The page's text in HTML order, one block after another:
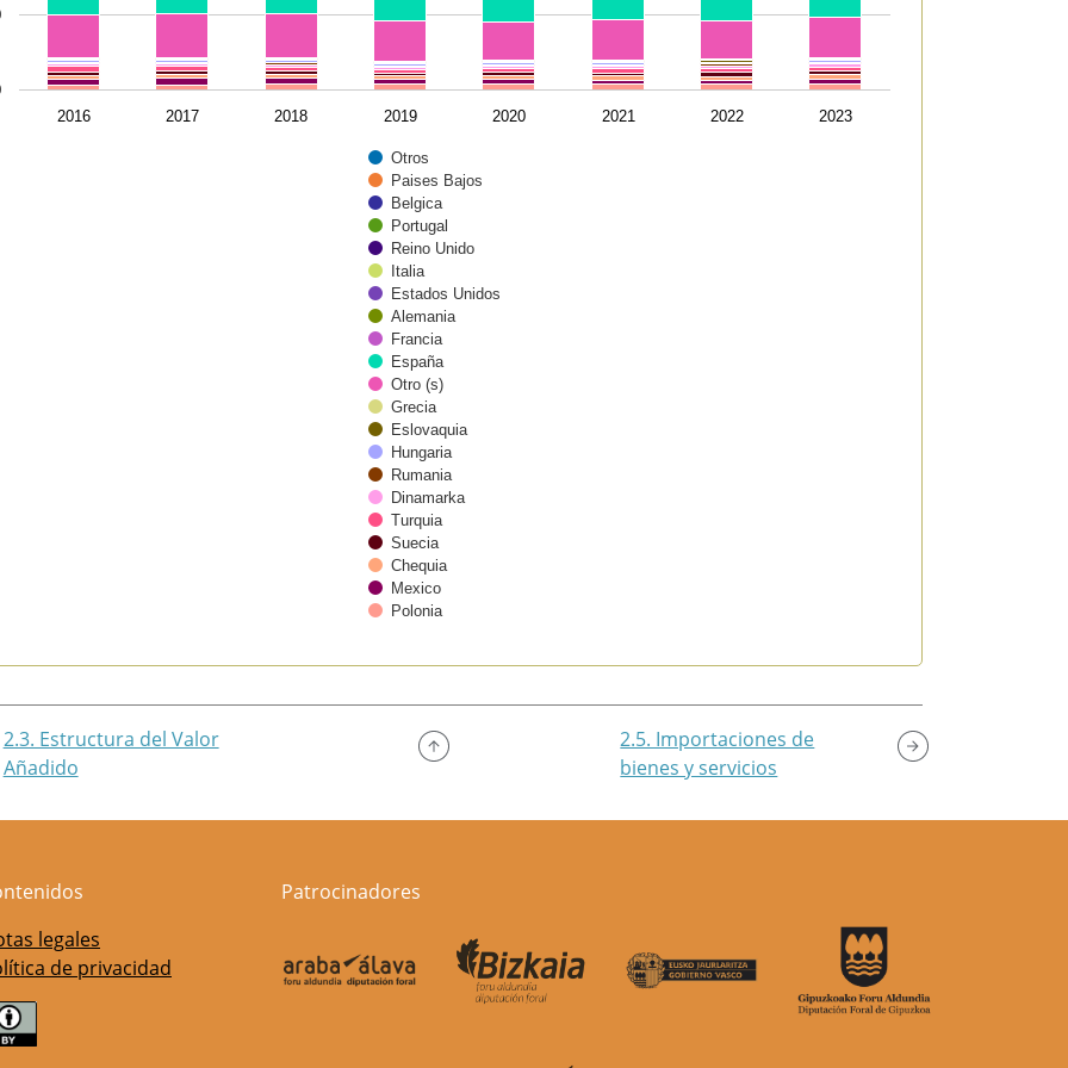
Otros
Paises Bajos
Belgica
Portugal
Reino Unido
Italia
Estados Unidos
Alemania
Francia
España
Otro (s)
Grecia
Eslovaquia
Hungaria
Rumania
Dinamarka
Turquia
Suecia
Chequia
Mexico
Polonia
2016 2017 2018 2019 2020 2021 2022 2023
2.3. Estructura del Valor
Añadido
2.5. Importaciones de
bienes y servicios
legales
de privacidad
Patrocinadores